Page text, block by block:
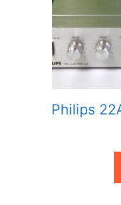
Philips